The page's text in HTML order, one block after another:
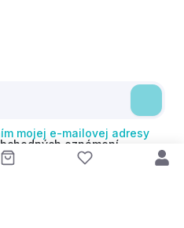
mojej e-mailovej adresy
oznámení
čl. 6 ods. 1 písm. a)
môžem kedykoľvek